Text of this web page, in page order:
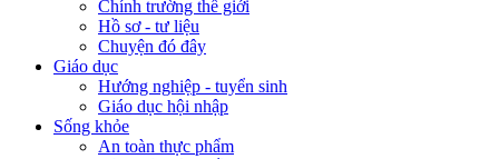
Chính trường thế giới
Hồ sơ - tư liệu
Chuyện đó đây
Giáo dục
Hướng nghiệp - tuyển sinh
Giáo dục hội nhập
Sống khỏe
An toàn thực phẩm